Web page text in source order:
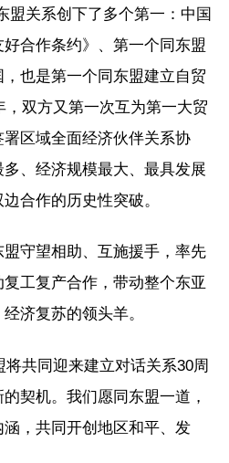
盟关系创下了多个第一：中国
合作条约》、第一个同东盟
也是第一个同东盟建立自贸
，双方又第一次互为第一大贸
区域全面经济伙伴关系协
、经济规模最大、最具发展
合作的历史性突破。
守望相助、互施援手，率先
工复产合作，带动整个东亚
济复苏的领头羊。
将共同迎来建立对话关系30周
契机。我们愿同东盟一道，
，共同开创地区和平、发